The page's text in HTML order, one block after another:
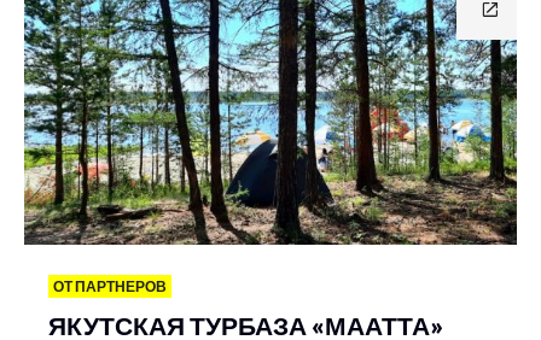
ОТ ПАРТНЕРОВ
ЯКУТСКАЯ ТУРБАЗА «МААТТА»